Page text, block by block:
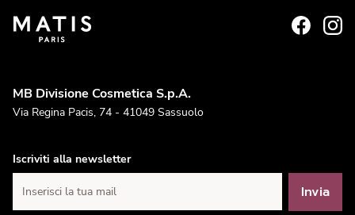
MB Divisione Cosmetica S.p.A.
Via Regina Pacis, 74 - 41049 Sassuolo
Iscriviti alla newsletter
Inserisci la tua mail Invia